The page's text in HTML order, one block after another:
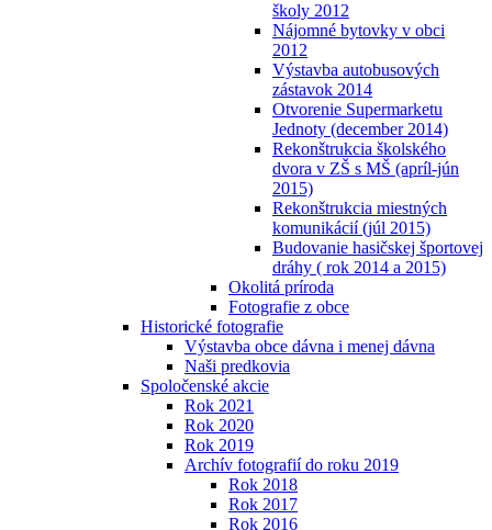
školy 2012
Nájomné bytovky v obci
2012
Výstavba autobusových
zástavok 2014
Otvorenie Supermarketu
Jednoty (december 2014)
Rekonštrukcia školského
dvora v ZŠ s MŠ (apríl-jún
2015)
Rekonštrukcia miestných
komunikácií (júl 2015)
Budovanie hasičskej športovej
dráhy ( rok 2014 a 2015)
Okolitá príroda
Fotografie z obce
Historické fotografie
Výstavba obce dávna i menej dávna
Naši predkovia
Spoločenské akcie
Rok 2021
Rok 2020
Rok 2019
Archív fotografií do roku 2019
Rok 2018
Rok 2017
Rok 2016